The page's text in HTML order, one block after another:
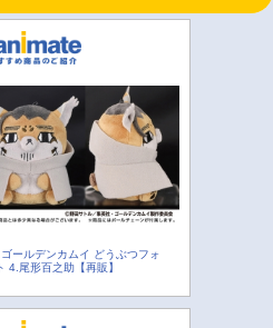
ゴールデンカムイ どうぶつフォ
4.尾形百之助【再販】